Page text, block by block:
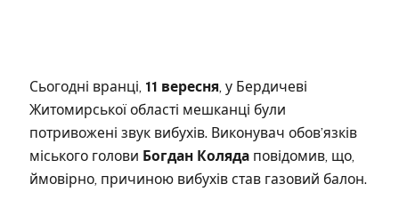
Сьогодні вранці, 11 вересня, у Бердичеві
Житомирської області мешканці були
потривожені звук вибухів. Виконувач обов’язків
міського голови Богдан Коляда повідомив, що,
ймовірно, причиною вибухів став газовий балон.